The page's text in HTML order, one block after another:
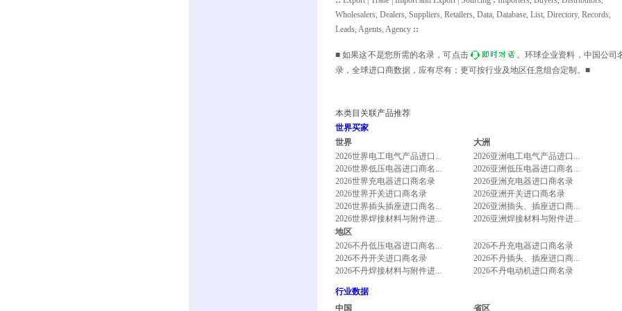
Wholesalers, Dealers, Suppliers, Retailers, Data, Database, List, Directory, Records,
Leads, Agents, Agency ::
■ 如果这不是您所需的名录，可点击
。环球企业资料，中国公司
录，全球进口商数据，应有尽有；更可按行业及地区任意组合定制。■
本类目关联产品推荐
世界买家
世界
2026世界电工电气产品进口...
2026世界低压电器进口商名...
2026世界充电器进口商名录
2026世界开关进口商名录
2026世界插头插座进口商名...
2026世界焊接材料与附件进...
大洲
2026亚洲电工电气产品进口...
2026亚洲低压电器进口商名...
2026亚洲充电器进口商名录
2026亚洲开关进口商名录
2026亚洲插头、插座进口商...
2026亚洲焊接材料与附件进...
地区
2026不丹低压电器进口商名...
2026不丹充电器进口商名录
2026不丹开关进口商名录
2026不丹插头、插座进口商...
2026不丹焊接材料与附件进...
2026不丹电动机进口商名录
行业数据
中国
省区